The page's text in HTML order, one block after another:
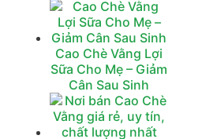
Cao Chè Vằng Lợi
Sữa Cho Mẹ – Giảm
Cân Sau Sinh